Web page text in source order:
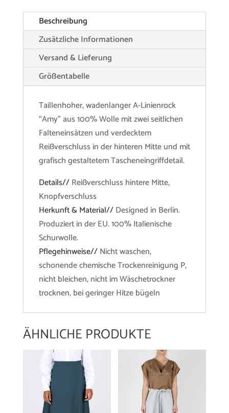
Beschreibung
Zusätzliche Informationen
Versand & Lieferung
Größentabelle
Taillenhoher, wadenlanger A-Linienrock
“Amy” aus 100% Wolle mit zwei seitlichen
Falteneinsätzen und verdecktem
Reißverschluss in der hinteren Mitte und mit
grafisch gestaltetem Tascheneingriffdetail.
Details//Reißverschluss hintere Mitte,
Knopfverschluss
Herkunft & Material//Designed in Berlin.
Produziert in der EU. 100% Italienische
Schurwolle.
Pflegehinweise//Nicht waschen,
schonende chemische Trockenreinigung P,
nicht bleichen, nicht im Wäschetrockner
trocknen, bei geringer Hitze bügeln
ÄHNLICHE PRODUKTE